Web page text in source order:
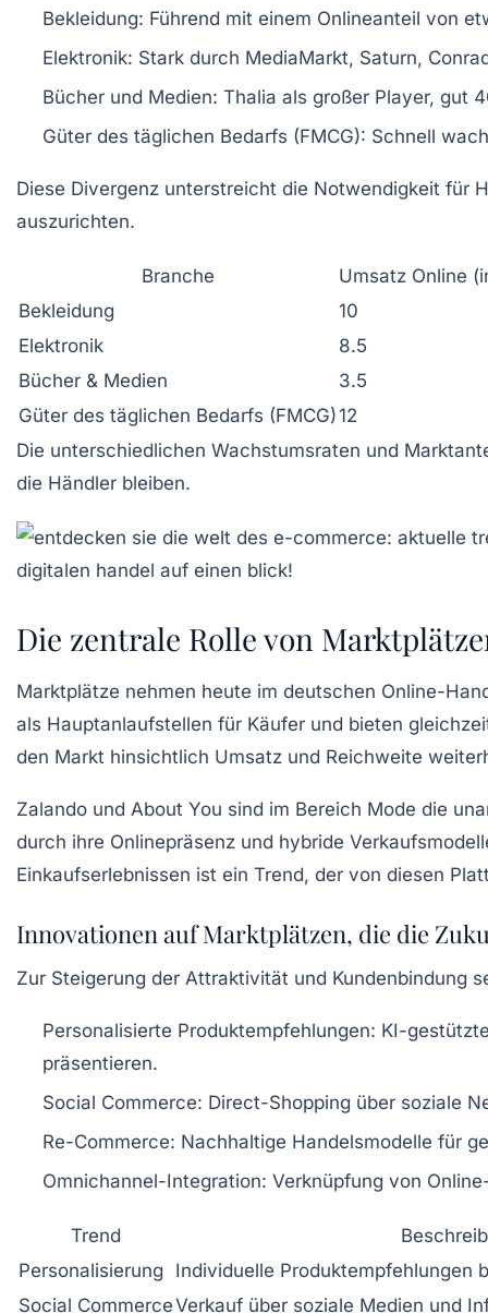
Bekleidung: Führend mit einem Onlineanteil von
Elektronik: Stark durch MediaMarkt, Saturn,
Bücher und Medien: Thalia als großer Player, gut
Güter des täglichen Bedarfs (FMCG): Schnell
Diese Divergenz unterstreicht die Notwendigkeit für
auszurichten.
Branche
Umsatz Online
Bekleidung
10
Elektronik
8.5
Bücher & Medien
3.5
Güter des täglichen Bedarfs (FMCG)12
Die unterschiedlichen Wachstumsraten und
die Händler bleiben.
Die zentrale Rolle von
Marktplätze nehmen heute im deutschen Online-
als Hauptanlaufstellen für Käufer und bieten
den Markt hinsichtlich Umsatz und Reichweite
Zalando und About You sind im Bereich Mode die
durch ihre Onlinepräsenz und hybride
Einkaufserlebnissen ist ein Trend, der von diesen
Innovationen auf Marktplätzen, die die
Zur Steigerung der Attraktivität und Kundenbindung
Personalisierte Produktempfehlungen: KI-
präsentieren.
Social Commerce: Direct-Shopping über soziale
Re-Commerce: Nachhaltige Handelsmodelle für
Omnichannel-Integration: Verknüpfung von
Trend
Personalisierung
Individuelle Produktempfehlungen
Social CommerceVerkauf über soziale Medien und